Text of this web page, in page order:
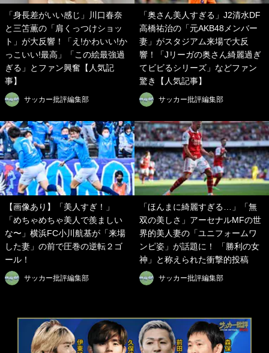
「身長差がいい感じ」川口春奈
と三笘薫の「肩くっつけショッ
ト」が大反響！「え!かわいい!か
っこいい!最高」「この絵最強過
ぎる」とファン興奮【人気記
事】
サッカー批評編集部
「奥さん美人すぎる」J2清水DF
高橋祐治の「元AKB48メンバー
妻」がスタジアム来場で大反
響！「Jリーガの奥さん綺麗過ぎ
てビビるシリーズ」などファン
驚き【人気記事】
サッカー批評編集部
【画像あり】「美人すぎ！」
「めちゃめちゃ美人で羨ましい
な〜」横浜FC小川航基が「来場
した妻」の前で圧巻の逆転２ゴ
ール！
サッカー批評編集部
「ほんまに綺麗すぎる…」「無
双の美しさ」アーセナルMFの世
界的美人妻の「ユニフォームワ
ンピ姿」が話題に！ 「勝利の女
神」と称えられた衝撃的投稿
サッカー批評編集部